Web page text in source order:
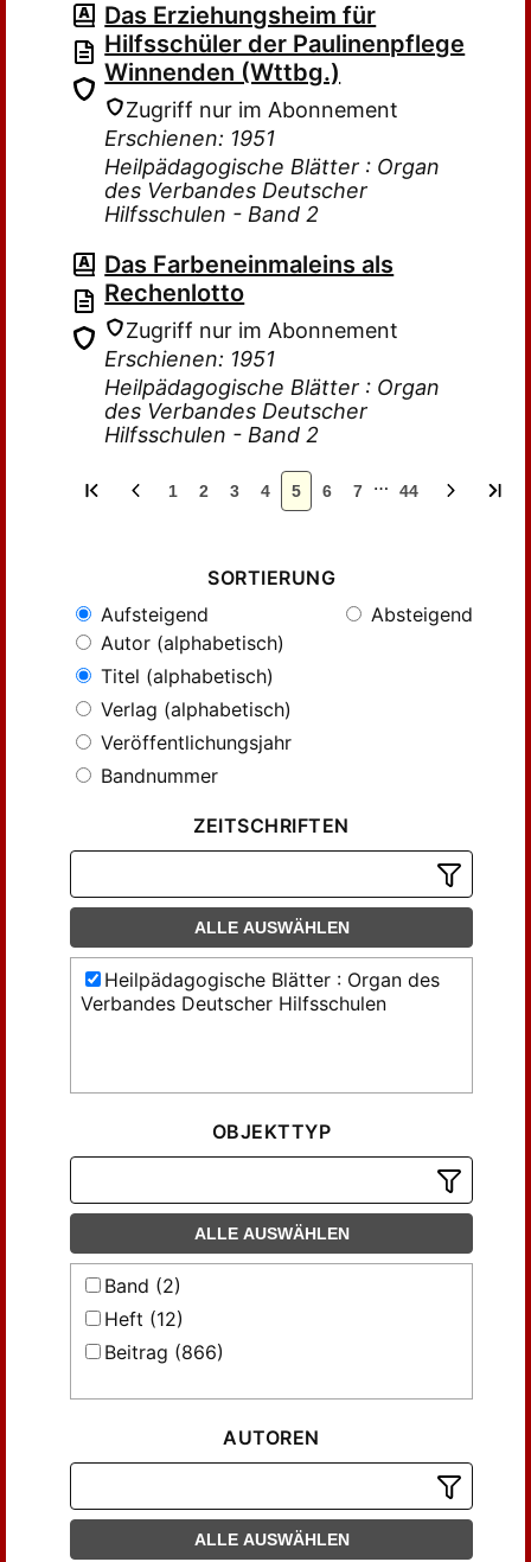
Das Erziehungsheim für
Hilfsschüler der Paulinenpflege
Winnenden (Wttbg.)
Zugriff nur im Abonnement
Erschienen: 1951
Heilpädagogische Blätter : Organ
des Verbandes Deutscher
Hilfsschulen - Band 2
Das Farbeneinmaleins als
Rechenlotto
Zugriff nur im Abonnement
Erschienen: 1951
Heilpädagogische Blätter : Organ
des Verbandes Deutscher
Hilfsschulen - Band 2
1 2 3 4 5 6 7 … 44
SORTIERUNG
Aufsteigend
Absteigend
Autor (alphabetisch)
Titel (alphabetisch)
Verlag (alphabetisch)
Veröffentlichungsjahr
Bandnummer
ZEITSCHRIFTEN
ALLE AUSWÄHLEN
Heilpädagogische Blätter : Organ des
Verbandes Deutscher Hilfsschulen
OBJEKTTYP
ALLE AUSWÄHLEN
Band (2)
Heft (12)
Beitrag (866)
AUTOREN
ALLE AUSWÄHLEN